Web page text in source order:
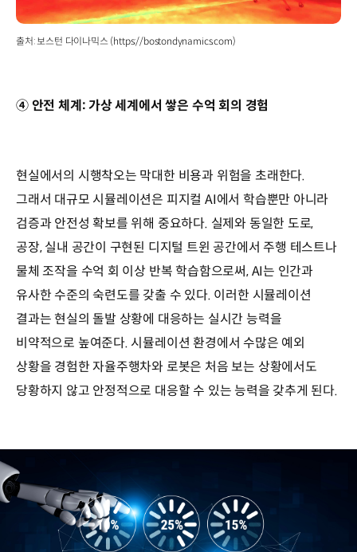
출처: 보스턴 다이나믹스 (https://bostondynamics.com)
④ 안전 체계: 가상 세계에서 쌓은 수억 회의 경험
현실에서의 시행착오는 막대한 비용과 위험을 초래한다.
그래서 대규모 시뮬레이션은 피지컬 AI에서 학습뿐만 아니라
검증과 안전성 확보를 위해 중요하다. 실제와 동일한 도로,
공장, 실내 공간이 구현된 디지털 트윈 공간에서 주행 테스트나
물체 조작을 수억 회 이상 반복 학습함으로써, AI는 인간과
유사한 수준의 숙련도를 갖출 수 있다. 이러한 시뮬레이션
결과는 현실의 돌발 상황에 대응하는 실시간 능력을
비약적으로 높여준다. 시뮬레이션 환경에서 수많은 예외
상황을 경험한 자율주행차와 로봇은 처음 보는 상황에서도
당황하지 않고 안정적으로 대응할 수 있는 능력을 갖추게 된다.